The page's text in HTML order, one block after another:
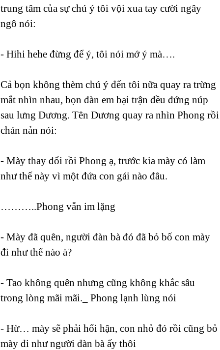
trung tâm của sự chú ý tôi vội xua tay cười ngây
ngô nói:
- Hihi hehe đừng để ý, tôi nói mớ ý mà….
Cả bọn không thèm chú ý đến tôi nữa quay ra trừng
mắt nhìn nhau, bọn đàn em bại trận đều đứng núp
sau lưng Dương. Tên Dương quay ra nhìn Phong rồi
chán nản nói:
- Mày thay đổi rồi Phong ạ, trước kia mày có làm
như thế này vì một đứa con gái nào đâu.
………..Phong vẫn im lặng
- Mày đã quên, người đàn bà đó đã bỏ bố con mày
đi như thế nào à?
- Tao không quên nhưng cũng không khắc sâu
trong lòng mãi mãi._ Phong lạnh lùng nói
- Hừ… mày sẽ phải hối hận, con nhỏ đó rồi cũng bỏ
mày đi như người đàn bà ấy thôi